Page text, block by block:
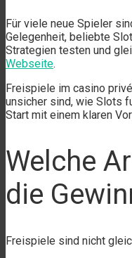
Für viele neue Spieler
Gelegenheit, beliebte
Strategien testen und
Webseite.
Freispiele im casino
unsicher sind, wie Slots
Start mit einem klaren
Welche
die
Freispiele sind nicht